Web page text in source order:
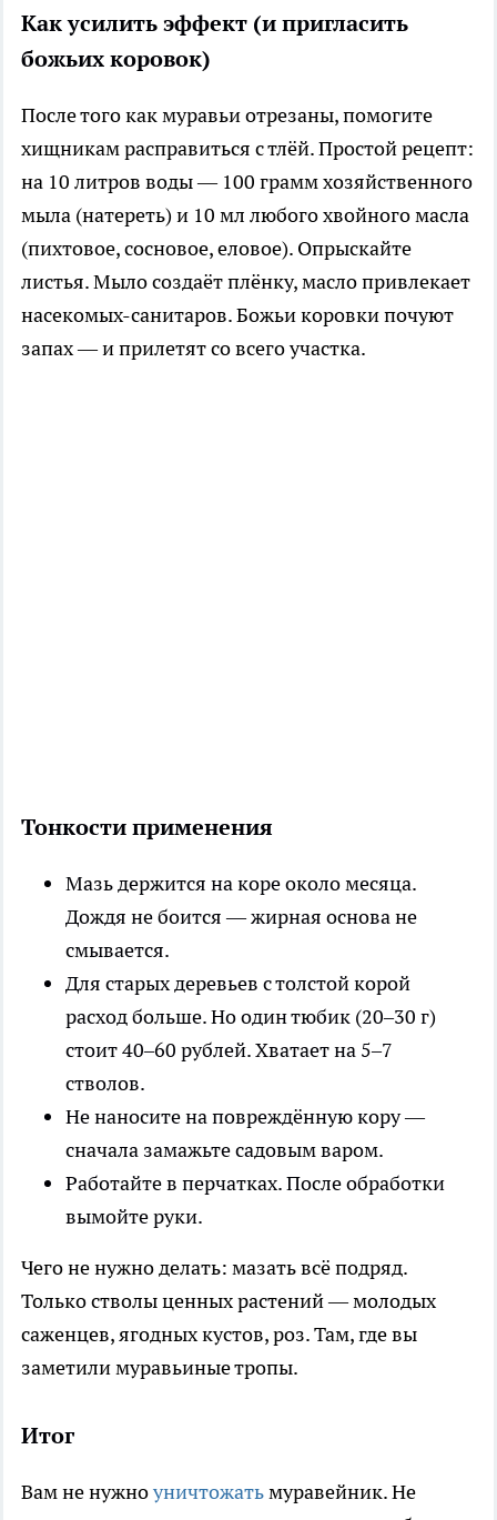
Как усилить эффект (и пригласить
божьих коровок)
После того как муравьи отрезаны, помогите
хищникам расправиться с тлёй. Простой рецепт:
на 10 литров воды — 100 грамм хозяйственного
мыла (натереть) и 10 мл любого хвойного масла
(пихтовое, сосновое, еловое). Опрыскайте
листья. Мыло создаёт плёнку, масло привлекает
насекомых-санитаров. Божьи коровки почуют
запах — и прилетят со всего участка.
Тонкости применения
Мазь держится на коре около месяца.
Дождя не боится — жирная основа не
смывается.
Для старых деревьев с толстой корой
расход больше. Но один тюбик (20–30 г)
стоит 40–60 рублей. Хватает на 5–7
стволов.
Не наносите на повреждённую кору —
сначала замажьте садовым варом.
Работайте в перчатках. После обработки
вымойте руки.
Чего не нужно делать: мазать всё подряд.
Только стволы ценных растений — молодых
саженцев, ягодных кустов, роз. Там, где вы
заметили муравьиные тропы.
Итог
Вам не нужноуничтожатьмуравейник. Не